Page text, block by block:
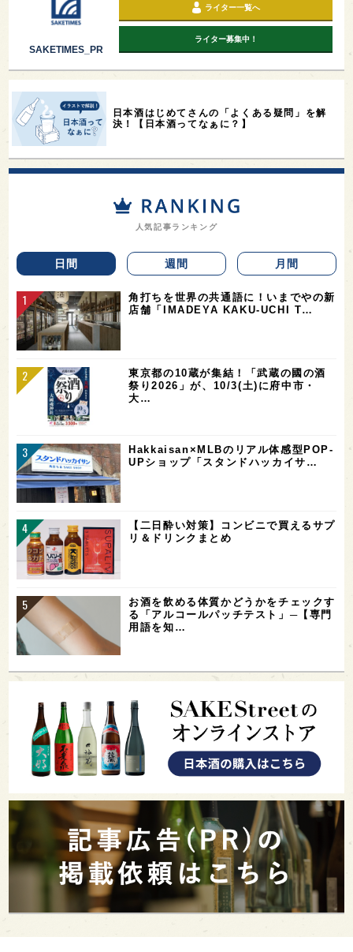
SAKETIMES_PR
ライター一覧へ
ライター募集中！
日本酒はじめてさんの「よくある疑問」を解
決！【日本酒ってなぁに？】
人気記事ランキング
日間 週間 月間
角打ちを世界の共通語に！いまでやの新
店舗「IMADEYA KAKU-UCHI T…
東京都の10蔵が集結！「武蔵の國の酒
祭り2026」が、10/3(土)に府中市・
大…
Hakkaisan×MLBのリアル体感型POP-
UPショップ「スタンドハッカイサ…
【二日酔い対策】コンビニで買えるサプ
リ＆ドリンクまとめ
お酒を飲める体質かどうかをチェックす
る「アルコールパッチテスト」─【専門
用語を知…